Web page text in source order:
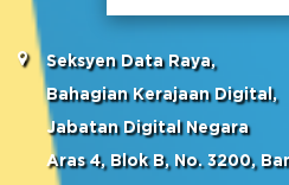
Seksyen Data Raya,
Bahagian Kerajaan Digital,
Jabatan Digital Negara
Aras 4, Blok B, No. 3200,